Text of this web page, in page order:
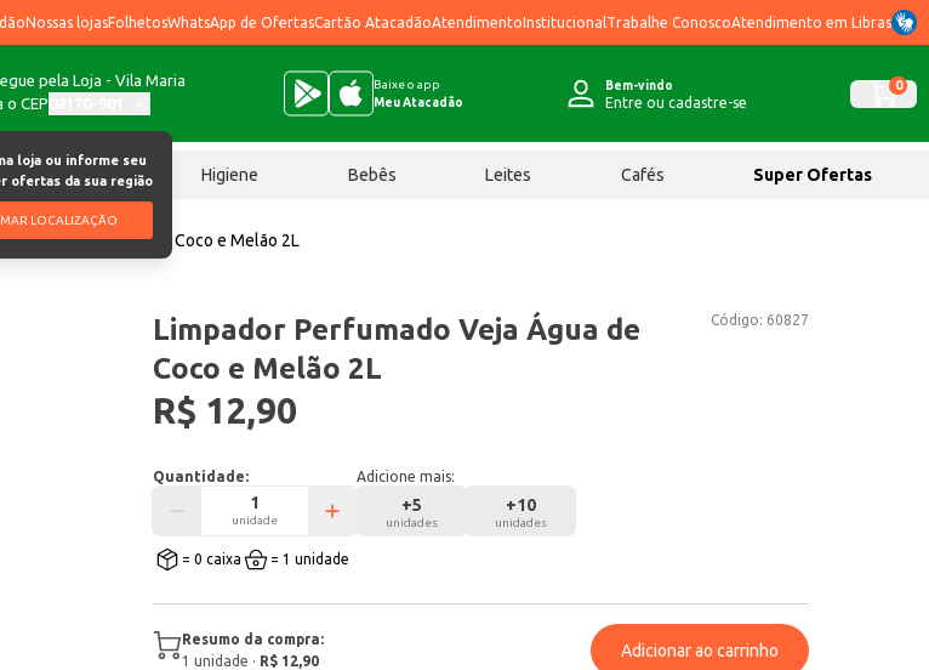
Nossas lojasFolhetosWhatsApp de OfertasCartão AtacadãoAtendimentoInstitucional Trabalhe ConoscoAtendimento em Libras
pela Loja - Vila Maria
o CEP
loja ou informe seu
ofertas da sua região
LOCALIZAÇÃO
Baixe o app
Meu Atacadão
Bem-vindo
Entre ou cadastre-se
0
Chocolates Higiene Bebês Leites Cafés Super Ofertas
Veja Água de Coco e Melão 2L
Código: 60827
Limpador Perfumado Veja Água de
Coco e Melão 2L
R$ 12,90
Quantidade:
unidade
Adicione mais:
+5
unidades
+10
unidades
= 0 caixa = 1 unidade
Resumo da compra:
1 unidade · R$ 12,90
Adicionar ao carrinho